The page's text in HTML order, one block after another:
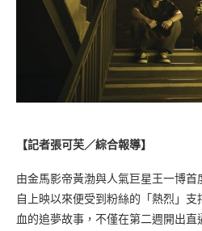
【記者張可芙／綜合報導】
由金馬影帝黃渤與人氣巨星王一博首
自上映以來便受到粉絲的「熱烈」
血的追夢故事，不僅在第二週開出